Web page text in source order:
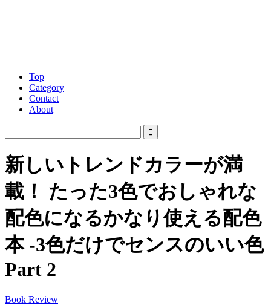
Top
Category
Contact
About
新しいトレンドカラーが満
載！ たった3色でおしゃれな
配色になるかなり使える配色
本 -3色だけでセンスのいい色
Part 2
Book Review